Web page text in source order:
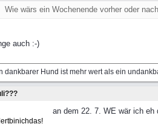
Wie wärs ein Wochenende vorher oder
auch :-)
dankbarer Hund ist mehr wert als ein
an dem 22. 7. WE wär ich